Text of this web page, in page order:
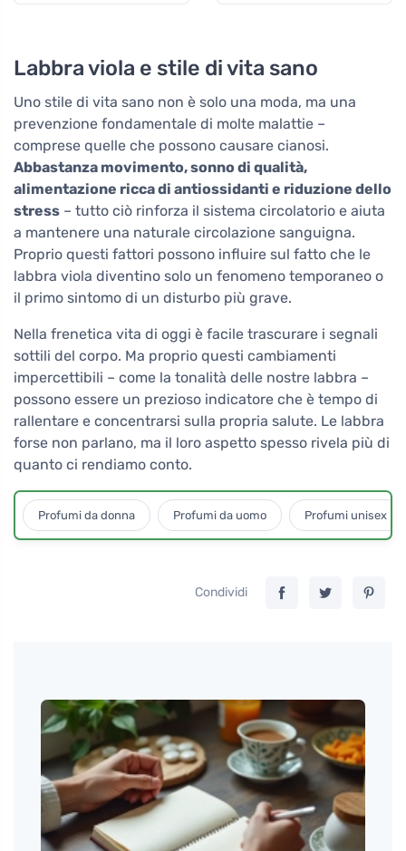
Labbra viola e stile di vita sano
Uno stile di vita sano non è solo una moda, ma una
prevenzione fondamentale di molte malattie –
comprese quelle che possono causare cianosi.
Abbastanza movimento, sonno di qualità,
alimentazione ricca di antiossidanti e riduzione dello
stress – tutto ciò rinforza il sistema circolatorio e aiuta
a mantenere una naturale circolazione sanguigna.
Proprio questi fattori possono influire sul fatto che le
labbra viola diventino solo un fenomeno temporaneo o
il primo sintomo di un disturbo più grave.
Nella frenetica vita di oggi è facile trascurare i segnali
sottili del corpo. Ma proprio questi cambiamenti
impercettibili – come la tonalità delle nostre labbra –
possono essere un prezioso indicatore che è tempo di
rallentare e concentrarsi sulla propria salute. Le labbra
forse non parlano, ma il loro aspetto spesso rivela più di
quanto ci rendiamo conto.
Profumi da donna Profumi da uomo Profumi unisex
Condividi